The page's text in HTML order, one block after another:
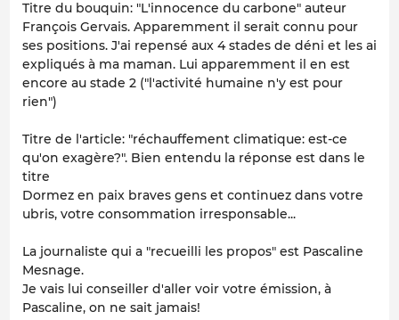
Titre du bouquin: "L'innocence du carbone" auteur
François Gervais. Apparemment il serait connu pour
ses positions. J'ai repensé aux 4 stades de déni et les ai
expliqués à ma maman. Lui apparemment il en est
encore au stade 2 ("l'activité humaine n'y est pour
rien")
Titre de l'article: "réchauffement climatique: est-ce
qu'on exagère?". Bien entendu la réponse est dans le
titre
Dormez en paix braves gens et continuez dans votre
ubris, votre consommation irresponsable...
La journaliste qui a "recueilli les propos" est Pascaline
Mesnage.
Je vais lui conseiller d'aller voir votre émission, à
Pascaline, on ne sait jamais!